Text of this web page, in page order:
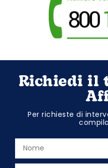
Richiedi il
Per richieste di